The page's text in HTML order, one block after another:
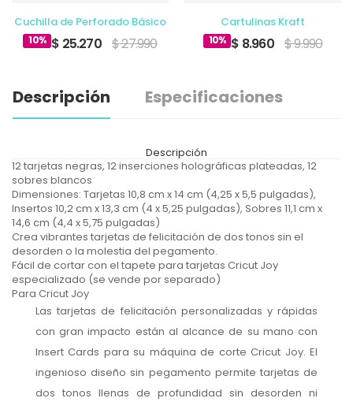
Cuchilla de Perforado Básico
10% $ 25.270 $ 27.990
Cartulinas Kraft
10% $ 8.960 $ 9.990
Descripción Especificaciones
Descripción
12 tarjetas negras, 12 inserciones holográficas plateadas, 12
sobres blancos
Dimensiones: Tarjetas 10,8 cm x 14 cm (4,25 x 5,5 pulgadas),
Insertos 10,2 cm x 13,3 cm (4 x 5,25 pulgadas), Sobres 11,1 cm x
14,6 cm (4,4 x 5,75 pulgadas)
Crea vibrantes tarjetas de felicitación de dos tonos sin el
desorden o la molestia del pegamento.
Fácil de cortar con el tapete para tarjetas Cricut Joy
especializado (se vende por separado)
Para Cricut Joy
Las tarjetas de felicitación personalizadas y rápidas
con gran impacto están al alcance de su mano con
Insert Cards para su máquina de corte Cricut Joy. El
ingenioso diseño sin pegamento permite tarjetas de
dos tonos llenas de profundidad sin desorden ni